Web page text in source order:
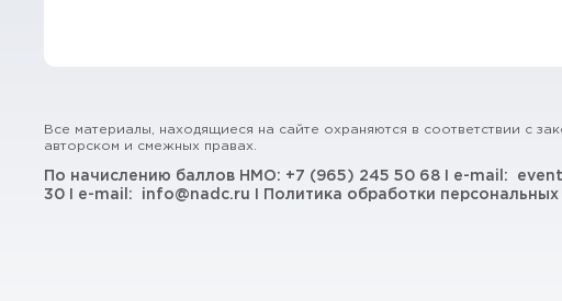
Все материалы, находящиеся на сайте охраняются в соответствии с
авторском и смежных правах.
По начислению баллов НМО: +7 (965) 245 50 68 I e-mail:
30 I e-mail: info@nadc.ru Политика обработки